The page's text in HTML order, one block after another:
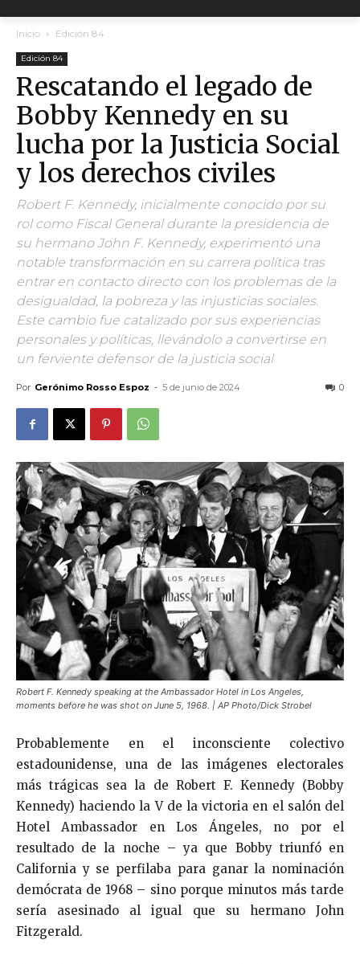
Inicio Edición 84
Edición 84
Rescatando el legado de
Bobby Kennedy en su
lucha por la Justicia Social
y los derechos civiles
Robert F. Kennedy, inicialmente conocido por su
rol como Fiscal General durante la presidencia de
su hermano John F. Kennedy, experimentó una
notable transformación en su carrera política tras
entrar en contacto directo con los problemas de la
desigualdad, la pobreza y las injusticias sociales.
Este cambio fue catalizado por sus experiencias
personales y políticas, llevándolo a convertirse en
un ferviente defensor de la justicia social
Por Gerónimo Rosso Espoz - 5 de junio de 2024 0
Robert F. Kennedy speaking at the Ambassador Hotel in Los Angeles,
moments before he was shot on June 5, 1968. | AP Photo/Dick Strobel
Probablemente en el inconsciente colectivo
estadounidense, una de las imágenes electorales
más trágicas sea la de Robert F. Kennedy (Bobby
Kennedy) haciendo la V de la victoria en el salón del
Hotel Ambassador en Los Ángeles, no por el
resultado de la noche – ya que Bobby triunfó en
California y se perfilaba para ganar la nominación
demócrata de 1968 – sino porque minutos más tarde
sería asesinado al igual que su hermano John
Fitzgerald.